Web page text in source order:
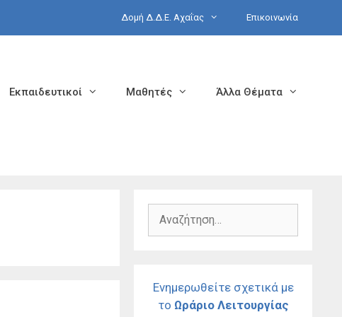
Δομή Δ.Δ.Ε. Αχαΐας Επικοινωνία
Εκπαιδευτικοί Μαθητές Άλλα Θέματα
Αναζήτηση
Ενημερωθείτε σχετικά με
το Ωράριο Λειτουργίας